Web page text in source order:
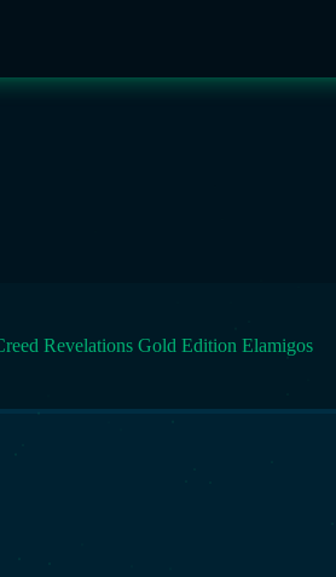
Revelations Gold Edition Elamigos